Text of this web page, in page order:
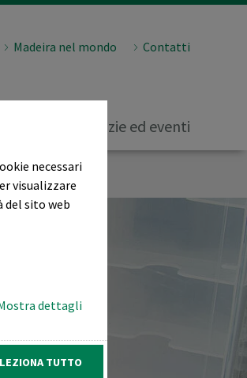
necessari
visualizzare
del sito web
dettagli
TUTTO
Madeira nel mondo Contatti
Notizie ed eventi